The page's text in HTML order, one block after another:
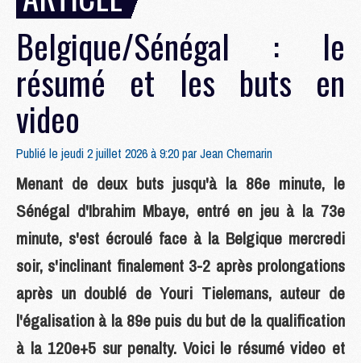
Belgique/Sénégal : le
résumé et les buts en
video
Publié le jeudi 2 juillet 2026 à 9:20 parJean Chemarin
Menant de deux buts jusqu'à la 86e minute, le
Sénégal d'Ibrahim Mbaye, entré en jeu à la 73e
minute, s'est écroulé face à la Belgique mercredi
soir, s'inclinant finalement 3-2 après prolongations
après un doublé de Youri Tielemans, auteur de
l'égalisation à la 89e puis du but de la qualification
à la 120e+5 sur penalty. Voici le résumé video et